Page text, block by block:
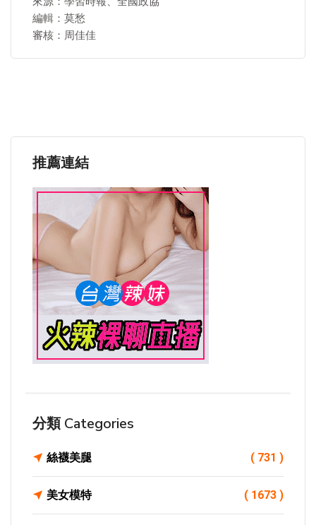
編輯：莫愁
審核：周佳佳
推薦連結
分類 Categories
絲襪美腿 ( 731 )
美女模特 ( 1673 )